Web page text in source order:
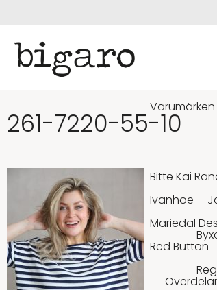
Varumärken
Bitte Kai
Ivanhoe
Mariedal
Red Button
Överdelar
261-7220-55-10